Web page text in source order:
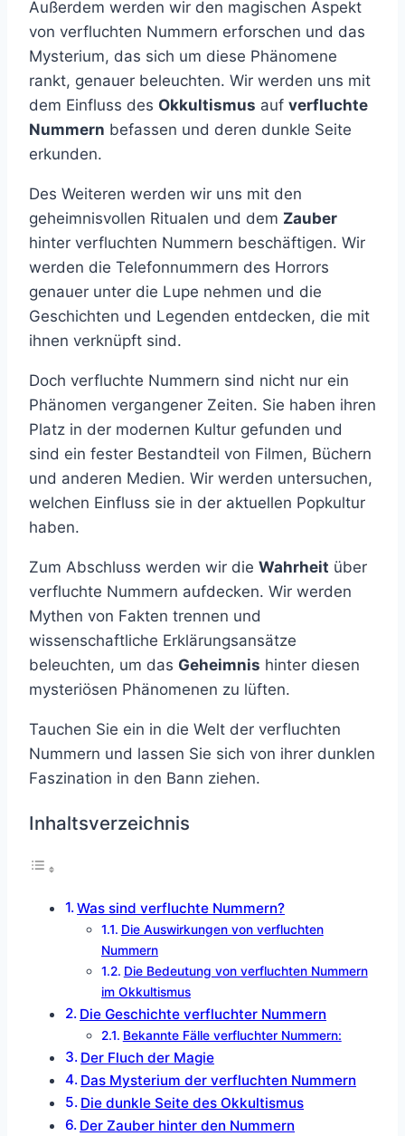
Außerdem werden wir den magischen Aspekt
von verfluchten Nummern erforschen und das
Mysterium, das sich um diese Phänomene
rankt, genauer beleuchten. Wir werden uns mit
dem Einfluss des Okkultismus auf verfluchte
Nummern befassen und deren dunkle Seite
erkunden.
Des Weiteren werden wir uns mit den
geheimnisvollen Ritualen und dem Zauber
hinter verfluchten Nummern beschäftigen. Wir
werden die Telefonnummern des Horrors
genauer unter die Lupe nehmen und die
Geschichten und Legenden entdecken, die mit
ihnen verknüpft sind.
Doch verfluchte Nummern sind nicht nur ein
Phänomen vergangener Zeiten. Sie haben ihren
Platz in der modernen Kultur gefunden und
sind ein fester Bestandteil von Filmen, Büchern
und anderen Medien. Wir werden untersuchen,
welchen Einfluss sie in der aktuellen Popkultur
haben.
Zum Abschluss werden wir die Wahrheit über
verfluchte Nummern aufdecken. Wir werden
Mythen von Fakten trennen und
wissenschaftliche Erklärungsansätze
beleuchten, um das Geheimnis hinter diesen
mysteriösen Phänomenen zu lüften.
Tauchen Sie ein in die Welt der verfluchten
Nummern und lassen Sie sich von ihrer dunklen
Faszination in den Bann ziehen.
Inhaltsverzeichnis
Was sind verfluchte Nummern?
Die Auswirkungen von verfluchten
Nummern
Die Bedeutung von verfluchten Nummern
im Okkultismus
Die Geschichte verfluchter Nummern
Bekannte Fälle verfluchter Nummern:
Der Fluch der Magie
Das Mysterium der verfluchten Nummern
Die dunkle Seite des Okkultismus
Der Zauber hinter den Nummern